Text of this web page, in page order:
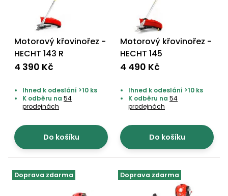
Motorový křovinořez -
HECHT 143 R
4 390 Kč
Ihned k odeslání >10 ks
K odběru na 54
prodejnách
Do košíku
Motorový křovinořez -
HECHT 145
4 490 Kč
Ihned k odeslání >10 ks
K odběru na 54
prodejnách
Do košíku
Doprava zdarma Doprava zdarma